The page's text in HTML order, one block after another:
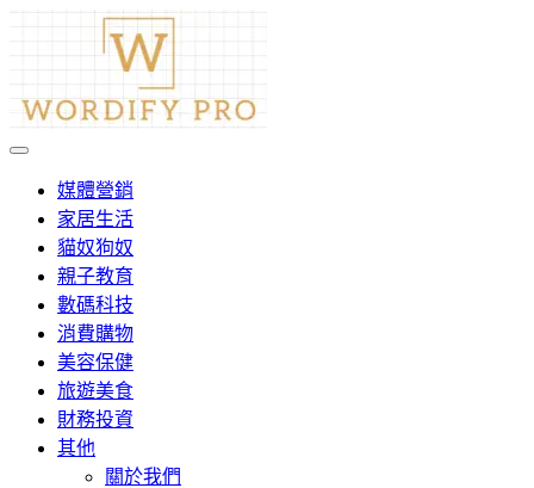
媒體營銷
家居生活
貓奴狗奴
親子教育
數碼科技
消費購物
美容保健
旅遊美食
財務投資
其他
關於我們